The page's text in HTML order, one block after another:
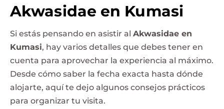
Akwasidae en Kumasi
Si estás pensando en asistir al Akwasidae en
Kumasi, hay varios detalles que debes tener en
cuenta para aprovechar la experiencia al máximo.
Desde cómo saber la fecha exacta hasta dónde
alojarte, aquí te dejo algunos consejos prácticos
para organizar tu visita.